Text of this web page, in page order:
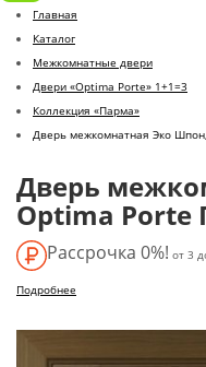
Главная
Каталог
Межкомнатные двери
Двери «Optima Porte» 1+1=3
Коллекция «Парма»
Дверь межкомнатная Эко
Дверь
Optima Porte
Рассрочка 0%! от 3
Подробнее